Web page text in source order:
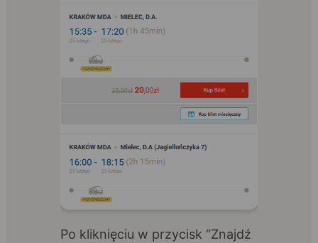
Po kliknięciu w przycisk “Znajdź